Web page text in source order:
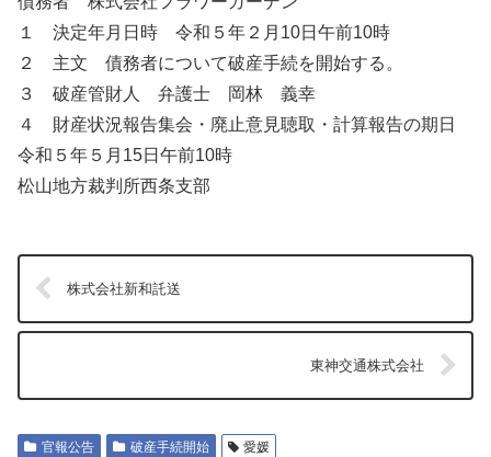
１ 決定年月日時 令和５年２月10日午前10時
２ 主文 債務者について破産手続を開始する。
３ 破産管財人 弁護士 岡林 義幸
４ 財産状況報告集会・廃止意見聴取・計算報告の期日
令和５年５月15日午前10時
松山地方裁判所西条支部
株式会社新和託送
東神交通株式会社
官報公告 破産手続開始 愛媛